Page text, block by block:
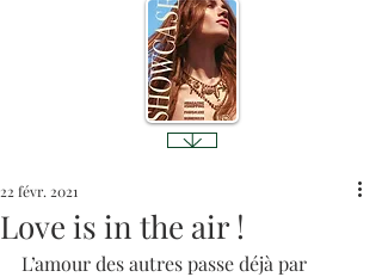
Love is in the air !
22 févr. 2021
L’amour des autres passe déjà par